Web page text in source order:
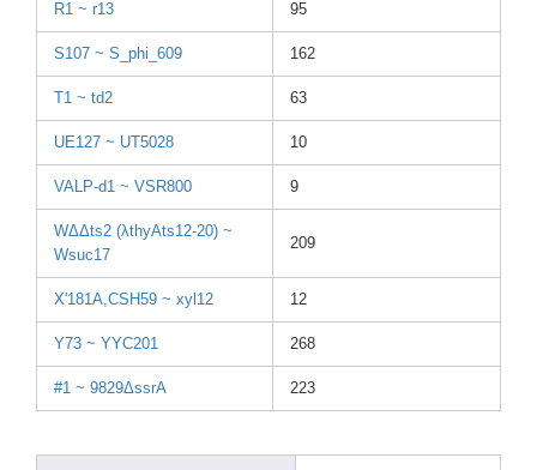
R1 ~ r13 95
S107 ~ S_phi _609 162
T1 ~ td2 63
UE127 ~ UT5028 10
VALP-d1 ~ VSR800 9
WΔΔts2 (λthyAts12-20) ~
Wsuc17
209
X'181A,CSH59 ~ xyl12 12
Y73 ~ YYC201 268
#1 ~ 9829ΔssrA 223